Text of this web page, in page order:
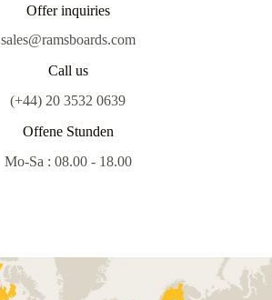
Offer inquiries
sales@ramsboards.com
Call us
(+44) 20 3532 0639
Offene Stunden
Mo-Sa : 08.00 - 18.00